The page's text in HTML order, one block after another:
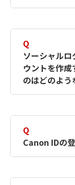
す。詳し
何ですか
ださい。
Q
ソーシャル
ウントを作
のはどのよう
択した
簡単に作
Canon ID
Q
Canon IDの